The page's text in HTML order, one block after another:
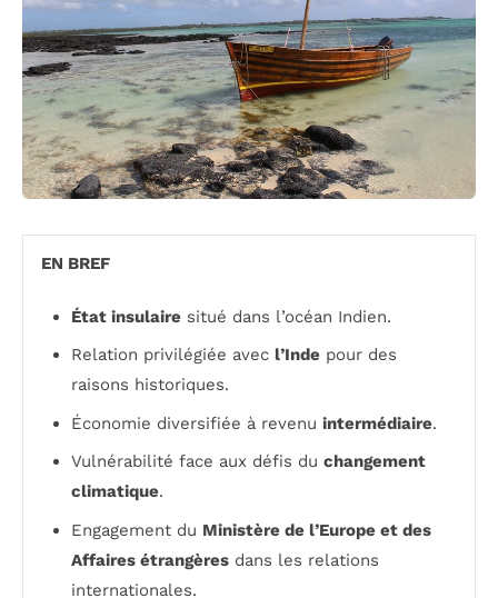
EN BREF
État insulaire situé dans l’océan Indien.
Relation privilégiée avec l’Inde pour des
raisons historiques.
Économie diversifiée à revenu intermédiaire.
Vulnérabilité face aux défis du changement
climatique.
Engagement du Ministère de l’Europe et des
Affaires étrangères dans les relations
internationales.